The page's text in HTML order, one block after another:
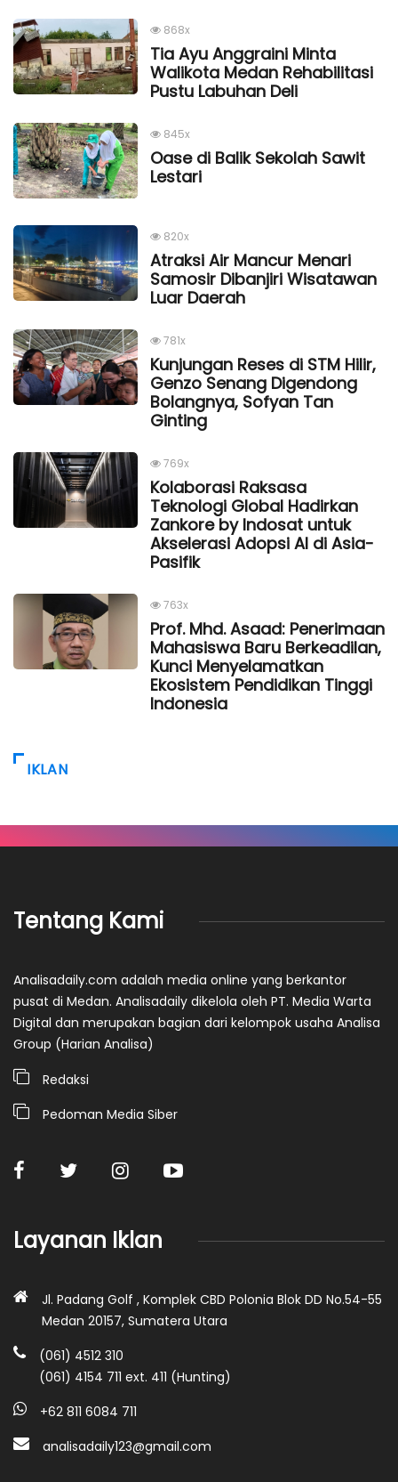
868x
Tia Ayu Anggraini Minta
Walikota Medan Rehabilitasi
Pustu Labuhan Deli
845x
Oase di Balik Sekolah Sawit
Lestari
820x
Atraksi Air Mancur Menari
Samosir Dibanjiri Wisatawan
Luar Daerah
781x
Kunjungan Reses di STM Hilir,
Genzo Senang Digendong
Bolangnya, Sofyan Tan
Ginting
769x
Kolaborasi Raksasa
Teknologi Global Hadirkan
Zankore by Indosat untuk
Akselerasi Adopsi AI di Asia-
Pasifik
763x
Prof. Mhd. Asaad: Penerimaan
Mahasiswa Baru Berkeadilan,
Kunci Menyelamatkan
Ekosistem Pendidikan Tinggi
Indonesia
IKLAN
Tentang Kami
Analisadaily.com adalah media online yang berkantor
pusat di Medan. Analisadaily dikelola oleh PT. Media Warta
Digital dan merupakan bagian dari kelompok usaha Analisa
Group (Harian Analisa)
Redaksi
Pedoman Media Siber
Layanan Iklan
Jl. Padang Golf , Komplek CBD Polonia Blok DD No.54-55
Medan 20157, Sumatera Utara
(061) 4512 310
(061) 4154 711 ext. 411 (Hunting)
+62 811 6084 711
analisadaily123@gmail.com